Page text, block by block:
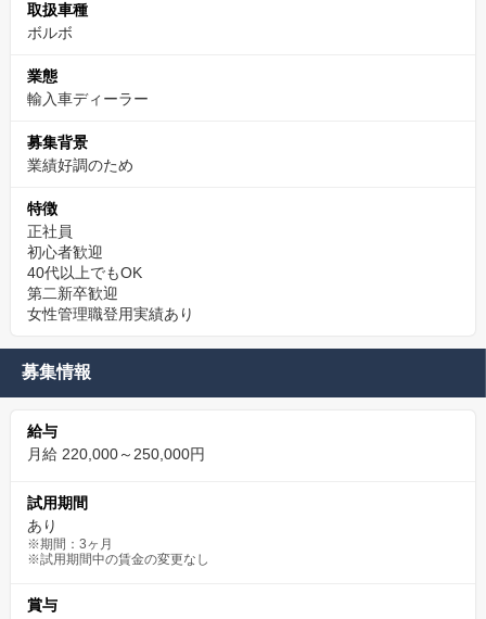
ーの思想や背景に共感して購入される方が多いのが特徴です。
そのため、整備やサービスにおいても高い専門性と丁寧さが求め
られ、整備士として「台数をこなすだけではない、本質的な技
術」と向き合える環境があります。
✨長く働ける理由があるディーラー
必要な設備投資を続け、無理のない働き方を大切にしています。
落ち着いた環境で、品質を追求しながら整備士として成長したい
方にとって、長く安心して働けるディーラーです。
取扱車種
ボルボ
業態
輸入車ディーラー
募集背景
業績好調のため
特徴
正社員
初心者歓迎
40代以上でもOK
第二新卒歓迎
女性管理職登用実績あり
募集情報
給与
月給 220,000～250,000円
試用期間
あり
※期間：3ヶ月
※試用期間中の賃金の変更なし
賞与